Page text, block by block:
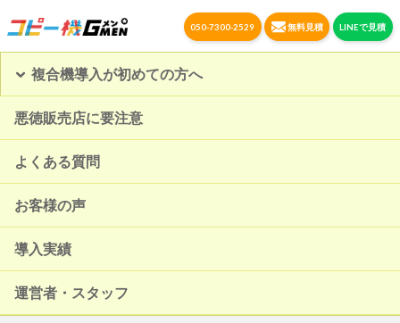
050-7300-2529 無料見積 LINEで見積
複合機導入が初めての方へ
悪徳販売店に要注意
よくある質問
お客様の声
導入実績
運営者・スタッフ